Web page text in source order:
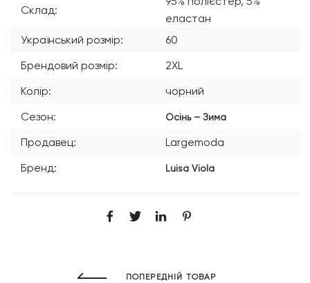
Склад:
еластан
Український розмір:
60
Брендовий розмір:
2XL
Колір:
чорний
Сезон:
Осінь – Зима
Продавец:
Largemoda
Бренд:
Luisa Viola
ПОПЕРЕДНІЙ ТОВАР